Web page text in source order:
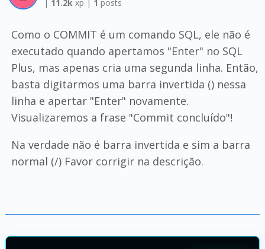
| 11.2kxp | 1 posts
Como o COMMIT é um comando SQL, ele não é
executado quando apertamos "Enter" no SQL
Plus, mas apenas cria uma segunda linha. Então,
basta digitarmos uma barra invertida () nessa
linha e apertar "Enter" novamente.
Visualizaremos a frase "Commit concluído"!
Na verdade não é barra invertida e sim a barra
normal (/) Favor corrigir na descrição.